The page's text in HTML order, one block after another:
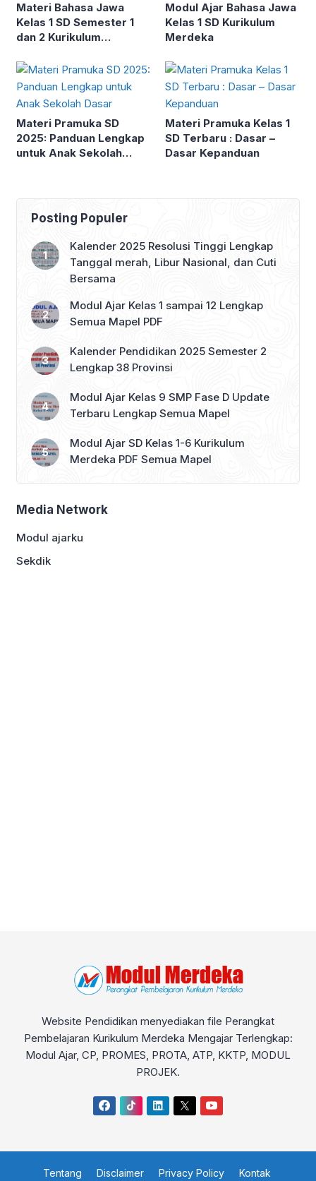
Materi Bahasa Jawa
Kelas 1 SD Semester 1
dan 2 Kurikulum
Modul Ajar Bahasa Jawa
Kelas 1 SD Kurikulum
Merdeka
Materi Pramuka SD
2025: Panduan Lengkap
untuk Anak Sekolah
Materi Pramuka Kelas 1
SD Terbaru : Dasar –
Dasar Kepanduan
Posting Populer
Kalender 2025 Resolusi Tinggi Lengkap
Tanggal merah, Libur Nasional, dan Cuti
Bersama
Modul Ajar Kelas 1 sampai 12 Lengkap
Semua Mapel PDF
Kalender Pendidikan 2025 Semester 2
Lengkap 38 Provinsi
Modul Ajar Kelas 9 SMP Fase D Update
Terbaru Lengkap Semua Mapel
Modul Ajar SD Kelas 1-6 Kurikulum
Merdeka PDF Semua Mapel
Media Network
Modul ajarku
Sekdik
Website Pendidikan menyediakan file Perangkat
Pembelajaran Kurikulum Merdeka Mengajar Terlengkap:
Modul Ajar, CP, PROMES, PROTA, ATP, KKTP, MODUL
PROJEK.
Tentang Disclaimer Privacy Policy Kontak